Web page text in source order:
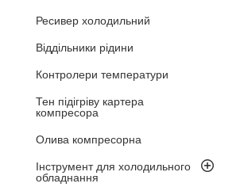
Ресивер холодильний
Віддільники рідини
Контролери температури
Тен підігріву картера
компресора
Олива компресорна
Інструмент для холодильного
обладнання